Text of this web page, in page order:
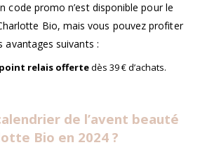
code promo n’est disponible pour le
Bio, mais vous pouvez profiter
avantages suivants :
relais offertedès 39 € d’achats.
de l’avent beauté
Bio en 2024 ?